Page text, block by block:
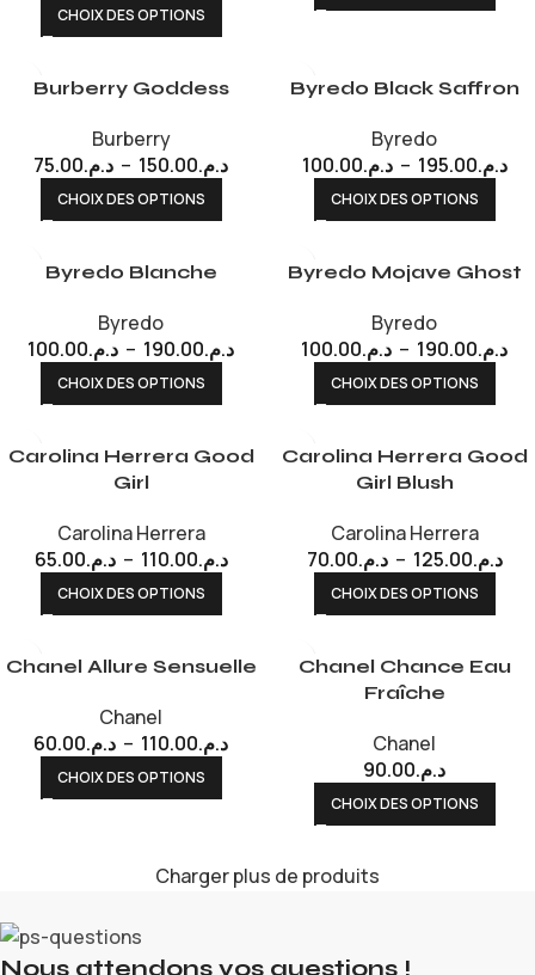
CHOIX DES OPTIONS
Burberry Goddess
Burberry
د.م.75.00 – د.م.150.00
CHOIX DES OPTIONS
Byredo Black Saffron
Byredo
د.م.100.00 – د.م.195.00
CHOIX DES OPTIONS
Byredo Blanche
Byredo
د.م.100.00 – د.م.190.00
CHOIX DES OPTIONS
Byredo Mojave Ghost
Byredo
د.م.100.00 – د.م.190.00
CHOIX DES OPTIONS
Carolina Herrera Good
Girl
Carolina Herrera
د.م.65.00 – د.م.110.00
CHOIX DES OPTIONS
Carolina Herrera Good
Girl Blush
Carolina Herrera
د.م.70.00 – د.م.125.00
CHOIX DES OPTIONS
Chanel Allure Sensuelle
Chanel
د.م.60.00 – د.م.110.00
CHOIX DES OPTIONS
Chanel Chance Eau
Fraîche
Chanel
د.م.90.00
CHOIX DES OPTIONS
Charger plus de produits
Nous attendons vos questions !